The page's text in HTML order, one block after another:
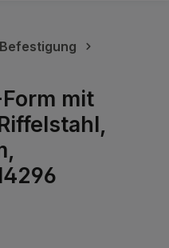
Befestigung
mit